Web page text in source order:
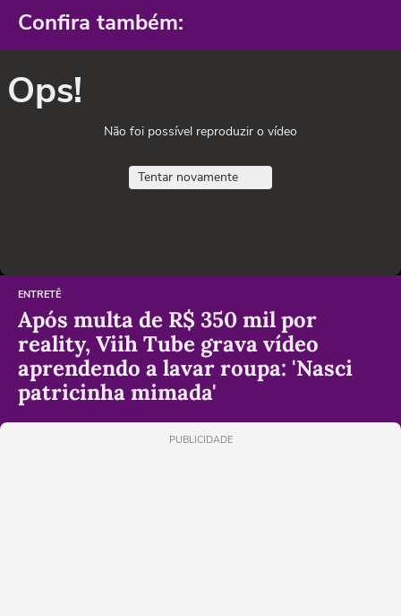
Confira também:
Ops!
Não foi possível reproduzir o vídeo
Tentar novamente
ENTRETÊ
Após multa de R$ 350 mil por
reality, Viih Tube grava vídeo
aprendendo a lavar roupa: 'Nasci
patricinha mimada'
PUBLICIDADE